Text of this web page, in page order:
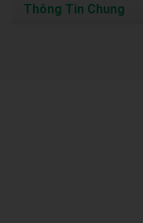
Thông Tin Chung